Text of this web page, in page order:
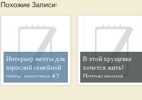
Похожие Записи:
Интерьер мечты для
взрослой семейной
пары: квартира 47
кв. м, где продумано
В этой хрущевке
хочется жить!
Потрясающая
переделка семейной